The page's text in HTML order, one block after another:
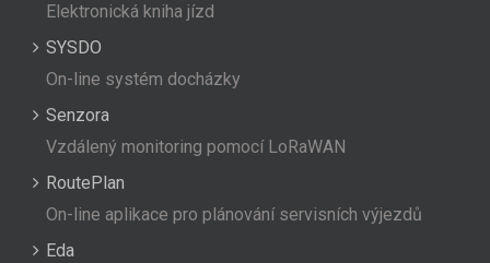
Elektronická kniha jízd
SYSDO
On-line systém docházky
Senzora
Vzdálený monitoring pomocí LoRaWAN
RoutePlan
On-line aplikace pro plánování servisních výjezdů
Eda